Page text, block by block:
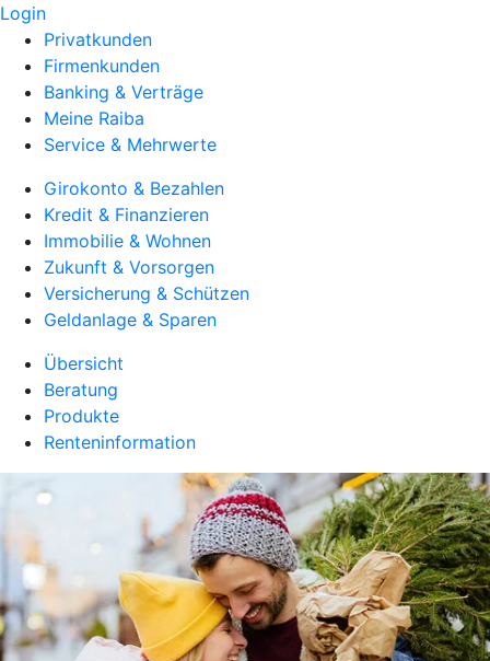
Login
Privatkunden
Firmenkunden
Banking & Verträge
Meine Raiba
Service & Mehrwerte
Girokonto & Bezahlen
Kredit & Finanzieren
Immobilie & Wohnen
Zukunft & Vorsorgen
Versicherung & Schützen
Geldanlage & Sparen
Übersicht
Beratung
Produkte
Renteninformation